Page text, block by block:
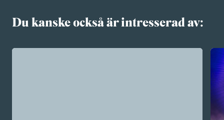
Du kanske också är intresserad av: